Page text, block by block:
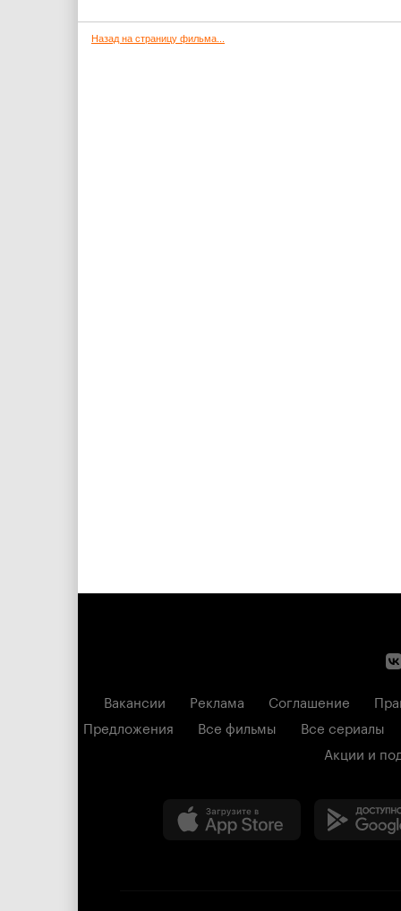
Назад на страницу фильма...
Вакансии Реклама Соглашение
Предложения
Все фильмы
Все сериалы
Акции и